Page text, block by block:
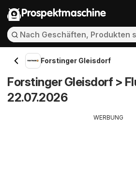
Prospektmaschine
Forstinger Gleisdorf
Forstinger Gleisdorf >
22.07.2026
WERBUNG